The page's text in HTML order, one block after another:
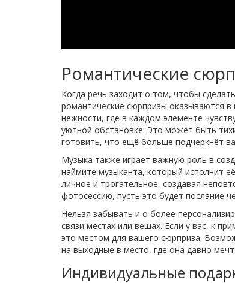
Романтические
Когда речь заходит о том, чтобы
романтические сюрпризы оказываются
нежности, где в каждом элементе
уютной обстановке. Это может быть
готовить, что ещё больше подчеркнёт
Музыка также играет важную роль в
наймите музыканта, который исполнит
личное и трогательное, создавая
фотосессию, пусть это будет послание
Нельзя забывать и о более
связи местах или вещах. Если у вас, к
это местом для вашего сюрприза.
на выходные в место, где она давно
Индивидуальные